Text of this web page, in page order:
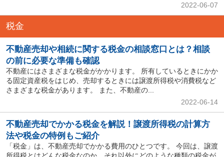
2022-06-07
税金
不動産売却や相続に関する税金の相談窓口とは？相談
の前に必要な準備も確認
不動産にはさまざまな税金がかかります。 所有しているときにかか
る固定資産税をはじめ、売却するときには譲渡所得税や消費税など
さまざまな税金があります。 また、不動産の...
2022-06-14
不動産売却でかかる税金を解説！譲渡所得税の計算方
法や税金の特例もご紹介
「税金」は、不動産売却でかかる費用のひとつです。 今回は、譲渡
所得税とはどんな税金なのか、それ以外にどのような種類の税金が